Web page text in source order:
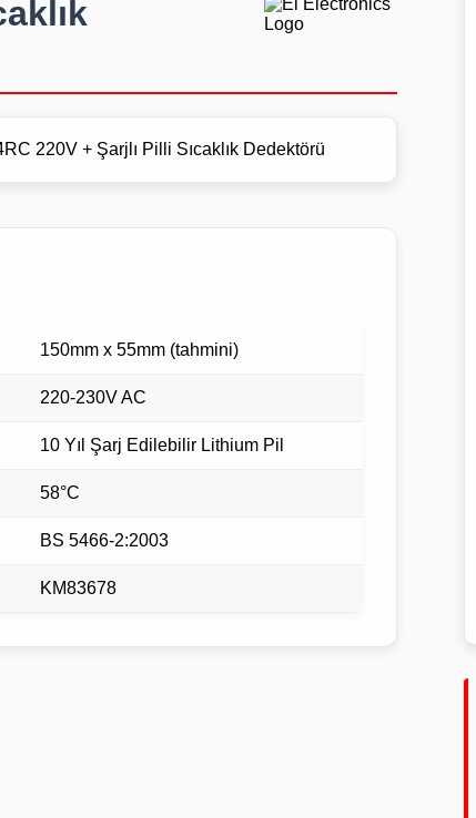
150mm x 55mm (tahmini)
220-230V AC
10 Yıl Şarj Edilebilir Lithium Pil
58°C
BS 5466-2:2003
KM83678